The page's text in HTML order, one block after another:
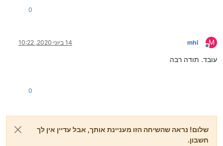
0
M
מנותק
mhl 14 ביוני 2020, 10:22
עובד. תודה רבה
0
שלום! נראה שהשיחה הזו מעניינת אותך, אבל עדיין אין לך
חשבון.